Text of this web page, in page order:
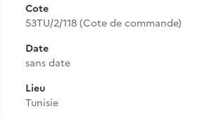
Cote
53TU/2/118 (Cote de commande)
Date
sans date
Lieu
Tunisie